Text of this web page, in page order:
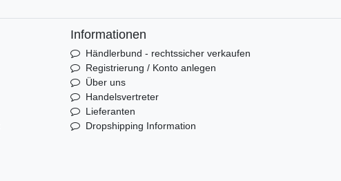
Informationen
Händlerbund - rechtssicher verkaufen
Registrierung / Konto anlegen
Über uns
Handelsvertreter
Lieferanten
Dropshipping Information